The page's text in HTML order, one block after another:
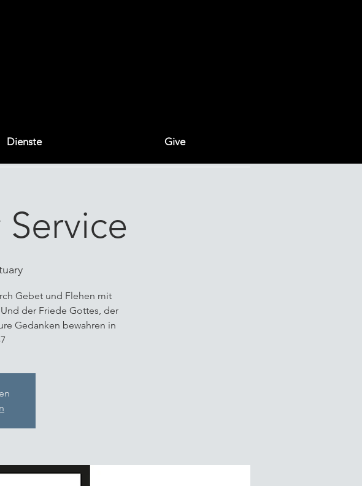
Dienste Give
Gebet und Flehen mit
der Friede Gottes, der
Gedanken bewahren in